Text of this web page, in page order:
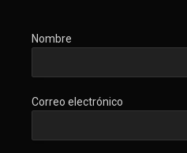
Nombre
Correo electrónico